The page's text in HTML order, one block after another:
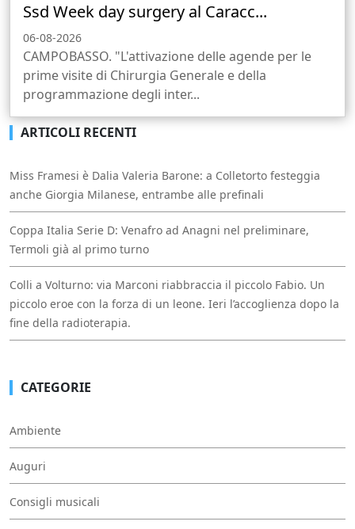
Ssd Week day surgery al Caracc...
06-08-2026
CAMPOBASSO. "L'attivazione delle agende per le
prime visite di Chirurgia Generale e della
programmazione degli inter...
ARTICOLI RECENTI
Miss Framesi è Dalia Valeria Barone: a Colletorto festeggia
anche Giorgia Milanese, entrambe alle prefinali
Coppa Italia Serie D: Venafro ad Anagni nel preliminare,
Termoli già al primo turno
Colli a Volturno: via Marconi riabbraccia il piccolo Fabio. Un
piccolo eroe con la forza di un leone. Ieri l’accoglienza dopo la
fine della radioterapia.
CATEGORIE
Ambiente
Auguri
Consigli musicali